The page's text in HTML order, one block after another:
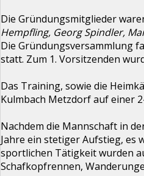
Die Gründungsmitglieder
Hempfling, Georg Spindler,
Die Gründungsversammlung
statt. Zum 1. Vorsitzenden
Das Training, sowie die
Kulmbach Metzdorf auf einer
Nachdem die Mannschaft in
Jahre ein stetiger Aufstieg, es
sportlichen Tätigkeit wurden
Schafkopfrennen,